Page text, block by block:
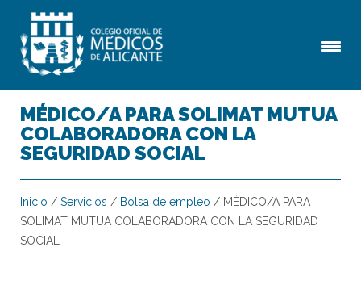
MÉDICO/A PARA SOLIMAT MUTUA
COLABORADORA CON LA
SEGURIDAD SOCIAL
Inicio / Servicios / Bolsa de empleo / MÉDICO/A PARA
SOLIMAT MUTUA COLABORADORA CON LA SEGURIDAD
SOCIAL